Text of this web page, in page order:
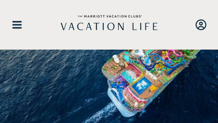
contenido